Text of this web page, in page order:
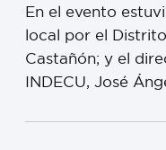
En el evento
local por el
Castañón; y el
INDECU, José